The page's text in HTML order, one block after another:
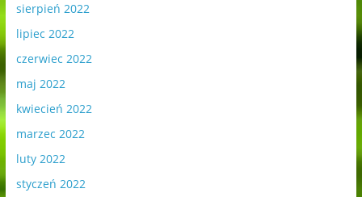
sierpień 2022
lipiec 2022
czerwiec 2022
maj 2022
kwiecień 2022
marzec 2022
luty 2022
styczeń 2022